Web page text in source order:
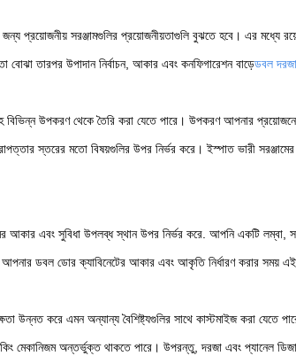
প্রয়োজনীয় সরঞ্জামগুলির প্রয়োজনীয়তাগুলি বুঝতে হবে। এর মধ্যে
বোঝা তারপর উপাদান নির্বাচন, আকার এবং কনফিগারেশন বাড়েডবল
বিভিন্ন উপকরণ থেকে তৈরি করা যেতে পারে। উপকরণ আপনার প্রয়োজনের
স্তরের মতো বিষয়গুলির উপর নির্ভর করে। ইস্পাত ভারী
আকার এবং সুবিধা উপলব্ধ স্থান উপর নির্ভর করে. আপনি একটি
ডবল ডোর ক্যাবিনেটের আকার এবং আকৃতি নির্ধারণ করার সময়
উন্নত করে এমন অন্যান্য বৈশিষ্ট্যগুলির সাথে কাস্টমাইজ করা যেতে
মেকানিজম অন্তর্ভুক্ত থাকতে পারে। উপরন্তু, দরজা এবং প্যানেল